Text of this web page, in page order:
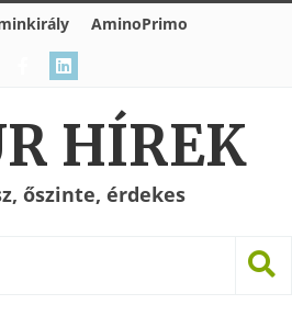
AminoPrimo
HÍREK
őszinte, érdekes